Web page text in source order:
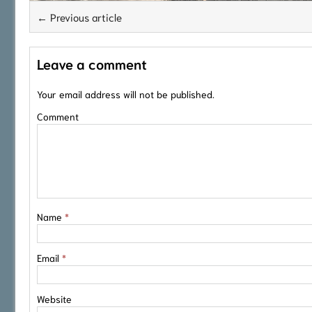
← Previous article
Leave a comment
Your email address will not be published.
Comment
Name *
Email *
Website